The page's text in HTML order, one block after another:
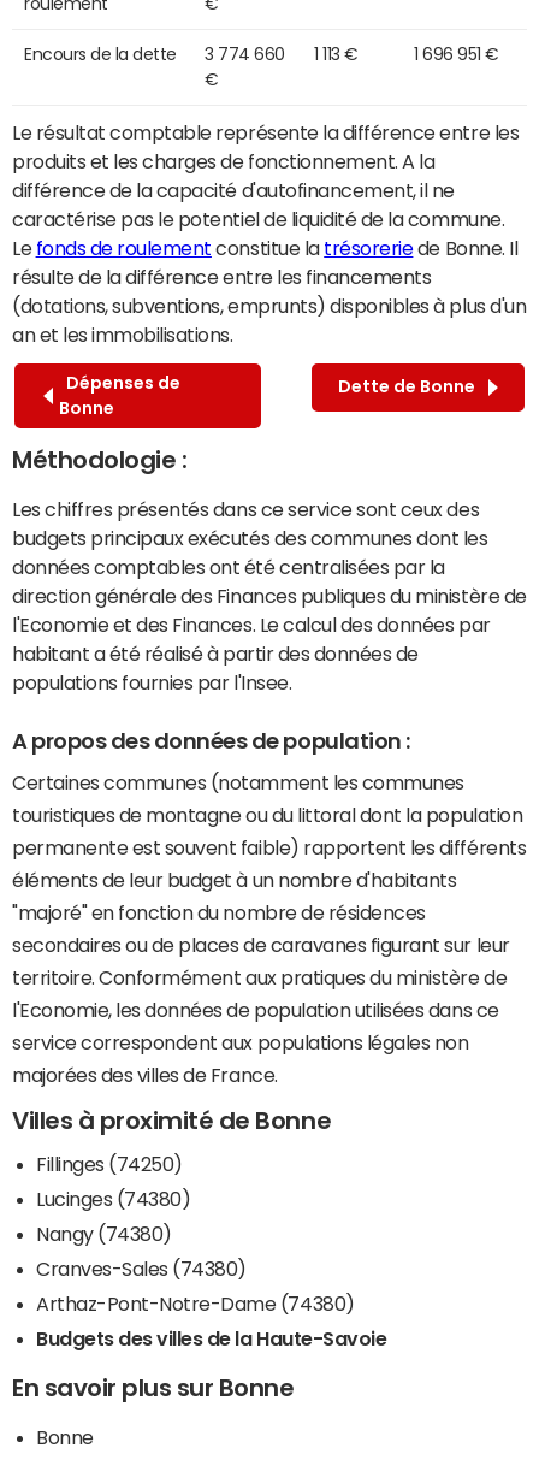
Encours de la dette
3 774 660
€
1 113 € 1 696 951 €
Le résultat comptable représente la différence entre les
produits et les charges de fonctionnement. A la
différence de la capacité d'autofinancement, il ne
caractérise pas le potentiel de liquidité de la commune.
Le fonds de roulement constitue la trésoreriede Bonne. Il
résulte de la différence entre les financements
(dotations, subventions, emprunts) disponibles à plus d'un
an et les immobilisations.
Dépenses de
Bonne
Dette de Bonne
Méthodologie :
Les chiffres présentés dans ce service sont ceux des
budgets principaux exécutés des communes dont les
données comptables ont été centralisées par la
direction générale des Finances publiques du ministère de
l'Economie et des Finances. Le calcul des données par
habitant a été réalisé à partir des données de
populations fournies par l'Insee.
A propos des données de population :
Certaines communes (notamment les communes
touristiques de montagne ou du littoral dont la population
permanente est souvent faible) rapportent les différents
éléments de leur budget à un nombre d'habitants
"majoré" en fonction du nombre de résidences
secondaires ou de places de caravanes figurant sur leur
territoire. Conformément aux pratiques du ministère de
l'Economie, les données de population utilisées dans ce
service correspondent aux populations légales non
majorées des villes de France.
Villes à proximité de Bonne
Fillinges (74250)
Lucinges (74380)
Nangy (74380)
Cranves-Sales (74380)
Arthaz-Pont-Notre-Dame (74380)
Budgets des villes de la Haute-Savoie
En savoir plus sur Bonne
Bonne